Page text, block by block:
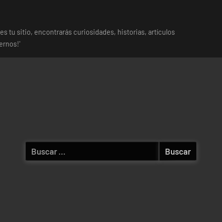
tu sitio, encontrarás curiosidades, historias, artículos
Buscar: